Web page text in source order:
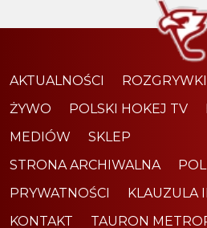
AKTUALNOŚCI ROZGRYWKI
ŻYWO
POLSKI HOKEJ TV
MEDIÓW
SKLEP
STRONA ARCHIWALNA
PRYWATNOŚCI
KLAUZULA
KONTAKT
TAURON